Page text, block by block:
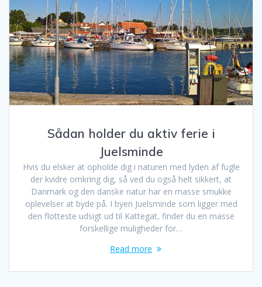
Sådan holder du aktiv ferie i
Juelsminde
Hvis du elsker at opholde dig i naturen med lyden af fugle
der kvidre omkring dig, så ved du også helt sikkert, at
Danmark og den danske natur har en masse smukke
oplevelser at byde på. I byen Juelsminde som ligger med
den flotteste udsigt ud til Kattegat, finder du en masse
forskellige muligheder for…
Read more